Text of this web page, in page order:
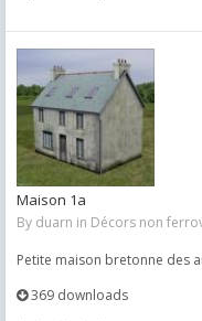
Maison 1a
By duarn in Décors non
Petite maison bretonne des
369 downloads